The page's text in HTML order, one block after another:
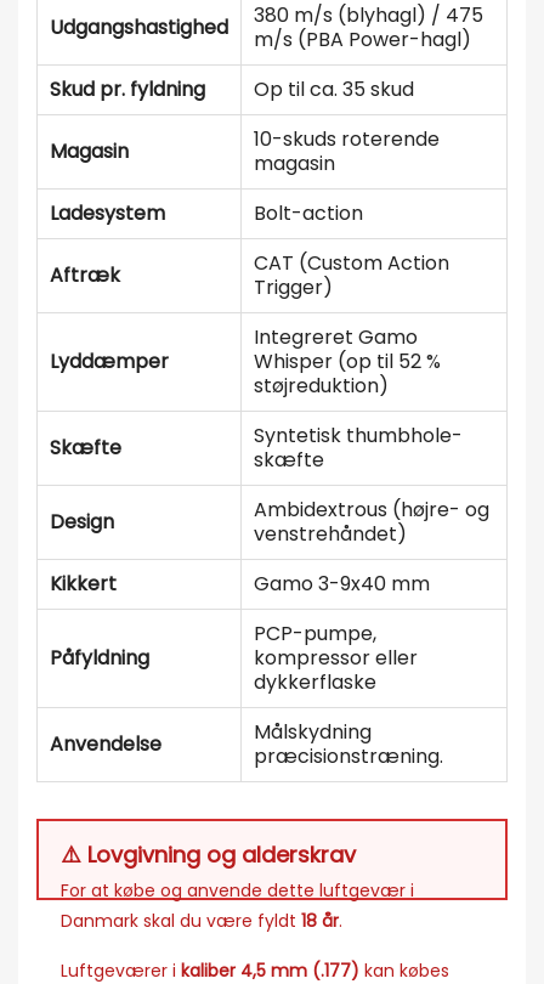
Udgangshastighed
380 m/s (blyhagl) / 475
m/s (PBA Power-hagl)
Skud pr. fyldning
Op til ca. 35 skud
Magasin
10-skuds roterende
magasin
Ladesystem
Bolt-action
Aftræk
CAT (Custom Action
Trigger)
Lyddæmper
Integreret Gamo
Whisper (op til 52 %
støjreduktion)
Skæfte
Syntetisk thumbhole-
skæfte
Design
Ambidextrous (højre- og
venstrehåndet)
Kikkert
Gamo 3-9x40 mm
Påfyldning
PCP-pumpe,
kompressor eller
dykkerflaske
Anvendelse
Målskydning
præcisionstræning.
⚠️ Lovgivning og alderskrav
For at købe og anvende dette luftgevær i
Danmark skal du være fyldt 18 år.
Luftgeværer i kaliber 4,5 mm (.177) kan købes